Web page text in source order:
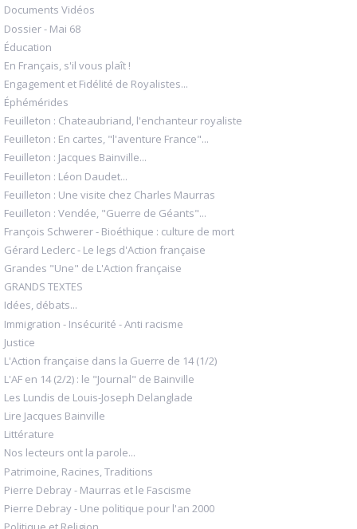
Documents Vidéos
Dossier - Mai 68
Éducation
En Français, s'il vous plaît !
Engagement et Fidélité de Royalistes...
Éphémérides
Feuilleton : Chateaubriand, l'enchanteur royaliste
Feuilleton : En cartes, "l'aventure France"...
Feuilleton : Jacques Bainville...
Feuilleton : Léon Daudet...
Feuilleton : Une visite chez Charles Maurras
Feuilleton : Vendée, "Guerre de Géants"...
François Schwerer - Bioéthique : culture de mort
Gérard Leclerc - Le legs d'Action française
Grandes "Une" de L'Action française
GRANDS TEXTES
Idées, débats...
Immigration - Insécurité - Anti racisme
Justice
L'Action française dans la Guerre de 14 (1/2)
L'AF en 14 (2/2) : le "Journal" de Bainville
Les Lundis de Louis-Joseph Delanglade
Lire Jacques Bainville
Littérature
Nos lecteurs ont la parole...
Patrimoine, Racines, Traditions
Pierre Debray - Maurras et le Fascisme
Pierre Debray - Une politique pour l'an 2000